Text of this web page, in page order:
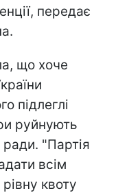
передає
що хоче
підлеглі
руйнують
ради. "Партія
всім
квоту